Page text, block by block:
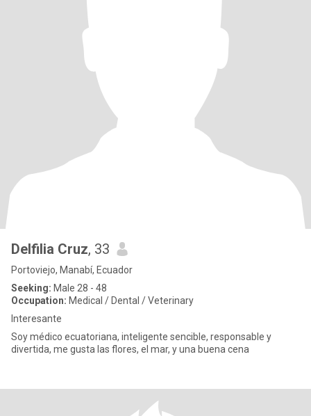
Delfilia Cruz, 33
Portoviejo, Manabí, Ecuador
Seeking: Male 28 - 48
Occupation: Medical / Dental / Veterinary
Interesante
Soy médico ecuatoriana, inteligente sencible, responsable y
divertida, me gusta las flores, el mar, y una buena cena